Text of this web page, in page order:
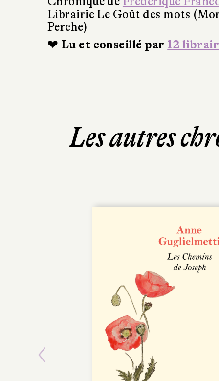
Librairie Le Goût des mots
Perche)
❤ Lu et conseillé par 12
Les autres
Previous